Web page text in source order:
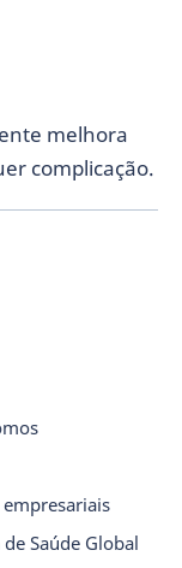
melhora
complicação.
empresariais
Saúde Global